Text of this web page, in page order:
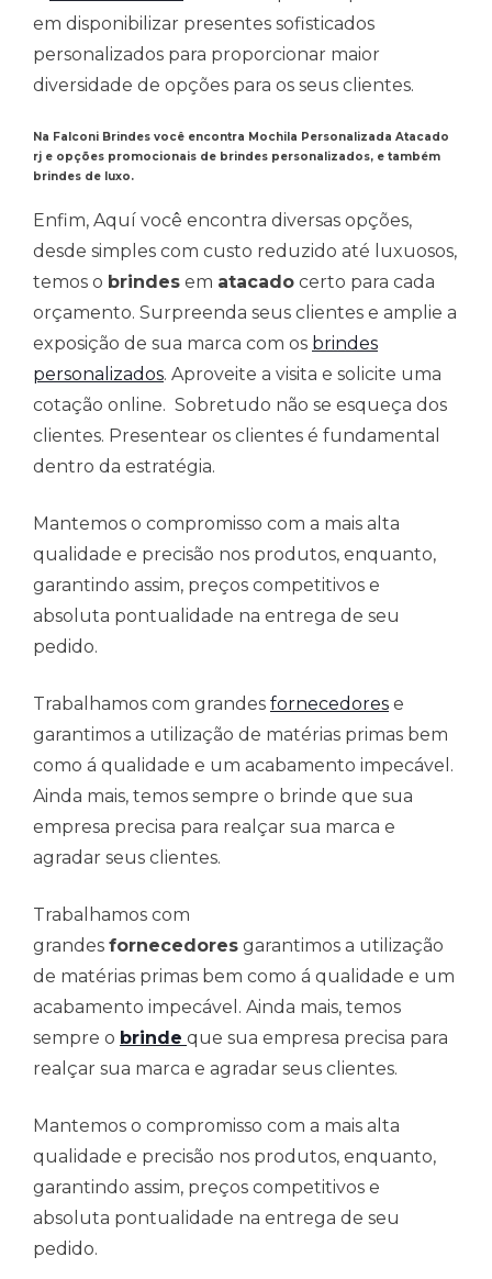
em disponibilizar presentes sofisticados
personalizados para proporcionar maior
diversidade de opções para os seus clientes.
Na Falconi Brindes você encontra Mochila Personalizada Atacado
rj e opções promocionais de brindes personalizados, e também
brindes de luxo.
Enfim, Aquí você encontra diversas opções,
desde simples com custo reduzido até luxuosos,
temos o brindes em atacado certo para cada
orçamento. Surpreenda seus clientes e amplie a
exposição de sua marca com os brindes
personalizados. Aproveite a visita e solicite uma
cotação online. Sobretudo não se esqueça dos
clientes. Presentear os clientes é fundamental
dentro da estratégia.
Mantemos o compromisso com a mais alta
qualidade e precisão nos produtos, enquanto,
garantindo assim, preços competitivos e
absoluta pontualidade na entrega de seu
pedido.
Trabalhamos com grandes fornecedores e
garantimos a utilização de matérias primas bem
como á qualidade e um acabamento impecável.
Ainda mais, temos sempre o brinde que sua
empresa precisa para realçar sua marca e
agradar seus clientes.
Trabalhamos com
grandes fornecedores garantimos a utilização
de matérias primas bem como á qualidade e um
acabamento impecável. Ainda mais, temos
sempre o brinde que sua empresa precisa para
realçar sua marca e agradar seus clientes.
Mantemos o compromisso com a mais alta
qualidade e precisão nos produtos, enquanto,
garantindo assim, preços competitivos e
absoluta pontualidade na entrega de seu
pedido.